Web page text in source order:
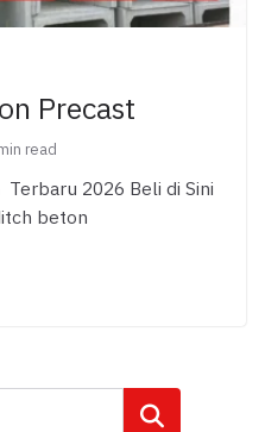
Precast
read
2026 Beli di Sini
beton
Cari